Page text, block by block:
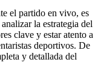
el partido en vivo, es
la estrategia del
clave y estar atento a
deportivos. De
y detallada del